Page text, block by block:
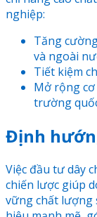
nghiệp:
Tăng
và ngoài
Tiết kiệm
Mở rộng
trường
Định
Việc đầu tư dây
chiến lược giúp
vững chất lượng